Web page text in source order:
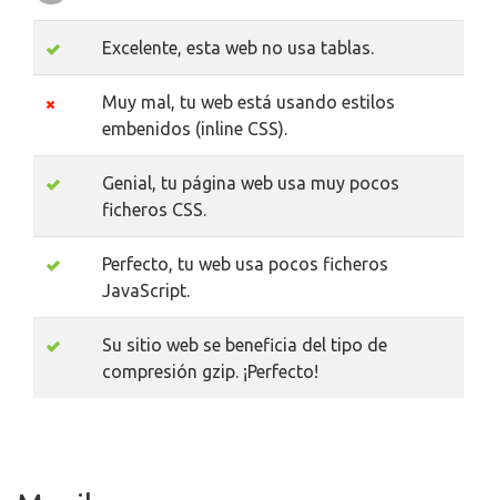
Excelente, esta web no usa tablas.
Muy mal, tu web está usando estilos
embenidos (inline CSS).
Genial, tu página web usa muy pocos
ficheros CSS.
Perfecto, tu web usa pocos ficheros
JavaScript.
Su sitio web se beneficia del tipo de
compresión gzip. ¡Perfecto!